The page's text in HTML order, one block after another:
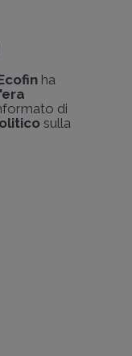
ha
di
sulla